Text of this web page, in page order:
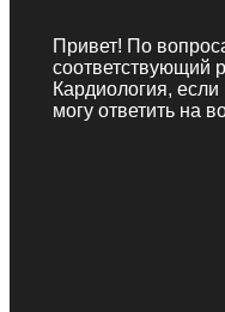
Привет! По
соответствующий
Кардиология, если
могу ответить на